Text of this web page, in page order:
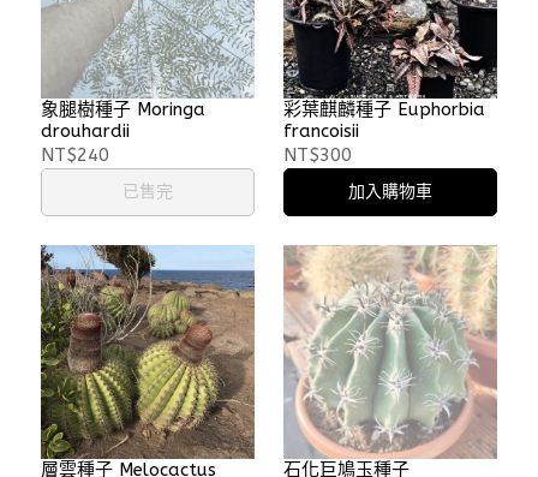
象腿樹種子 Moringa
drouhardii
NT$240
已售完
彩葉麒麟種子 Euphorbia
francoisii
NT$300
加入購物車
層雲種子 Melocactus
石化巨鳩玉種子